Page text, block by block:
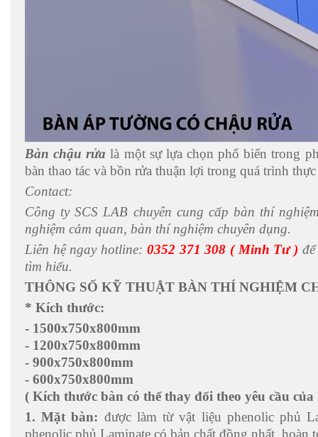
Bàn chậu rửalà một sự lựa chọn phổ biến trong
bàn thao tác và bồn rửa thuận lợi trong quá trình
Contact:
Công ty SCS LAB chuyên cung cấp bàn thí
nghiệm cảm quan, bàn thí nghiệm chuyên dụng.
Liên hệ ngay hotline: 0352 371 308 ( Minh Tư )
tìm hiểu.
THÔNG SỐ KỸ THUẬT BÀN THÍ NGHIỆM
* Kích thước:
- 1500x750x800mm
- 1200x750x800mm
- 900x750x800mm
- 600x750x800mm
( Kích thước bàn có thể thay đổi theo yêu cầu
1. Mặt bàn: được làm từ vật liệu phenolic phủ
phenolic phủ Laminate có bản chất đồng nhất, hoàn